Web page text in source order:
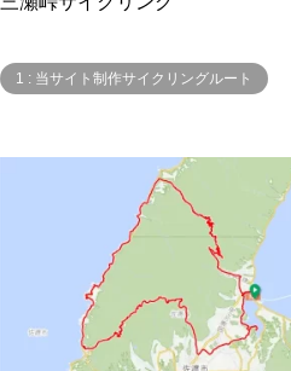
1 : 当サイト制作サイクリングルート